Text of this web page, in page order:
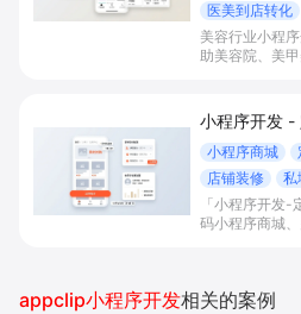
医美到店转化
美容行业小程
助美容院、美
引流拓客、提
小程序开发 -
小程序商城
店铺装修
私
「小程序开发
码小程序商城
增长。
appclip小程序开发相关的案例